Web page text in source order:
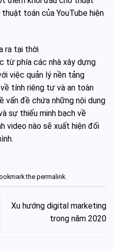
toán của YouTube hiện
ra tại thời
từ phía các nhà xây dựng
việc quản lý nền tảng
tính riêng tư và an toàn
vấn đề chứa những nội dung
sự thiếu minh bạch về
video nào sẽ xuất hiện đối
the permalink
Xu hướng digital marketing
trong năm 2020